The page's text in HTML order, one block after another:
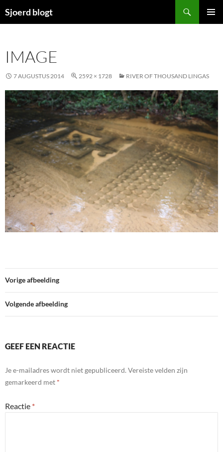
naar
Sjoerd blogt
IMAGE
7 AUGUSTUS 2014 2592 × 1728 RIVER OF THOUSAND LINGAS
Vorige afbeelding
Volgende afbeelding
GEEF EEN REACTIE
Je e-mailadres wordt niet gepubliceerd. Vereiste velden zijn
gemarkeerd met *
Reactie *